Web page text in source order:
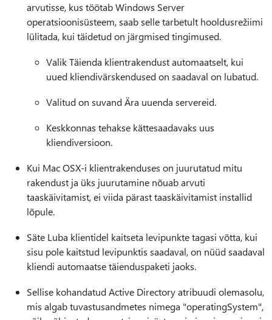
arvutisse, kus töötab Windows Server
operatsioonisüsteem, saab selle tarbetult hooldusrežiimi
lülitada, kui täidetud on järgmised tingimused.
Valik Täienda klientrakendust automaatselt, kui
uued kliendivärskendused on saadaval on lubatud.
Valitud on suvand Ära uuenda servereid.
Keskkonnas tehakse kättesaadavaks uus
kliendiversioon.
Kui Mac OSX-i klientrakenduses on juurutatud mitu
rakendust ja üks juurutamine nõuab arvuti
taaskäivitamist, ei viida pärast taaskäivitamist installid
lõpule.
Säte Luba klientidel kaitseta levipunkte tagasi võtta, kui
sisu pole kaitstud levipunktis saadaval, on nüüd saadaval
kliendi automaatse täienduspaketi jaoks.
Sellise kohandatud Active Directory atribuudi olemasolu,
mis algab tuvastusandmetes nimega "operatingSystem",